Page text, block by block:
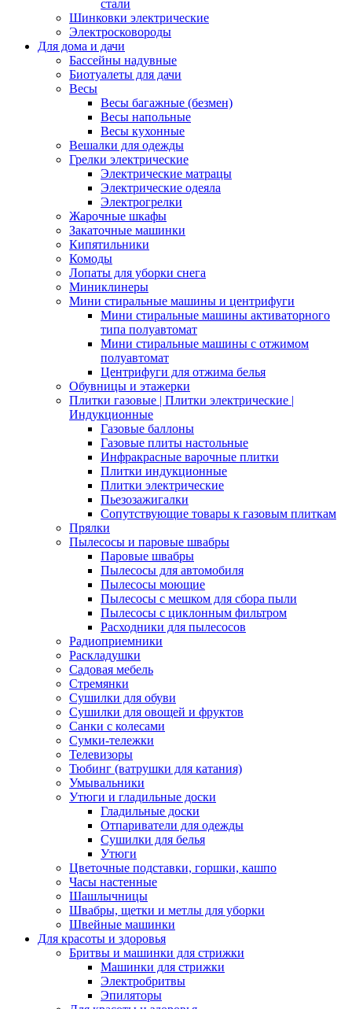
стали
Шинковки электрические
Электросковороды
Для дома и дачи
Бассейны надувные
Биотуалеты для дачи
Весы
Весы багажные (безмен)
Весы напольные
Весы кухонные
Вешалки для одежды
Грелки электрические
Электрические матрацы
Электрические одеяла
Электрогрелки
Жарочные шкафы
Закаточные машинки
Кипятильники
Комоды
Лопаты для уборки снега
Миниклинеры
Мини стиральные машины и центрифуги
Мини стиральные машины активаторного
типа полуавтомат
Мини стиральные машины с отжимом
полуавтомат
Центрифуги для отжима белья
Обувницы и этажерки
Плитки газовые | Плитки электрические |
Индукционные
Газовые баллоны
Газовые плиты настольные
Инфракрасные варочные плитки
Плитки индукционные
Плитки электрические
Пьезозажигалки
Сопутствующие товары к газовым плиткам
Прялки
Пылесосы и паровые швабры
Паровые швабры
Пылесосы для автомобиля
Пылесосы моющие
Пылесосы с мешком для сбора пыли
Пылесосы с циклонным фильтром
Расходники для пылесосов
Радиоприемники
Раскладушки
Садовая мебель
Стремянки
Сушилки для обуви
Сушилки для овощей и фруктов
Санки с колесами
Сумки-тележки
Телевизоры
Тюбинг (ватрушки для катания)
Умывальники
Утюги и гладильные доски
Гладильные доски
Отпариватели для одежды
Сушилки для белья
Утюги
Цветочные подставки, горшки, кашпо
Часы настенные
Шашлычницы
Швабры, щетки и метлы для уборки
Швейные машинки
Для красоты и здоровья
Бритвы и машинки для стрижки
Машинки для стрижки
Электробритвы
Эпиляторы